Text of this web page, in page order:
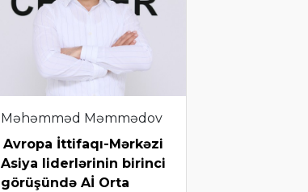
Məhəmməd Məmmədov
Avropa İttifaqı-Mərkəzi
Asiya liderlərinin birinci
görüşündə Aİ Orta